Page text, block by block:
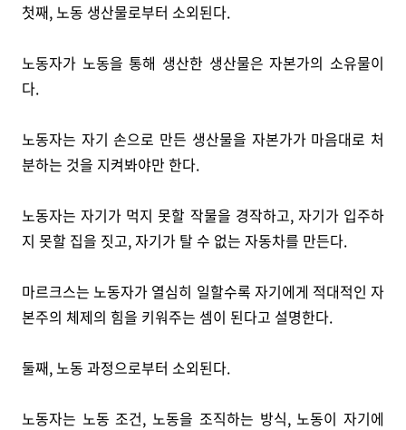
첫째, 노동 생산물로부터 소외된다.
노동자가 노동을 통해 생산한 생산물은 자본가의 소유물이
다.
노동자는 자기 손으로 만든 생산물을 자본가가 마음대로 처
분하는 것을 지켜봐야만 한다.
노동자는 자기가 먹지 못할 작물을 경작하고, 자기가 입주하
지 못할 집을 짓고, 자기가 탈 수 없는 자동차를 만든다.
마르크스는 노동자가 열심히 일할수록 자기에게 적대적인 자
본주의 체제의 힘을 키워주는 셈이 된다고 설명한다.
둘째, 노동 과정으로부터 소외된다.
노동자는 노동 조건, 노동을 조직하는 방식, 노동이 자기에